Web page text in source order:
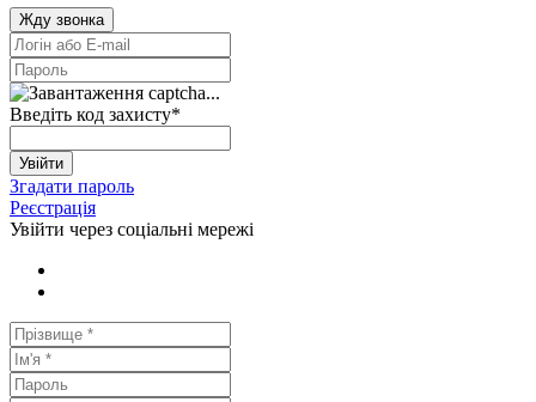
Жду звонка
Введіть код захисту*
Увійти
Згадати пароль
Реєстрація
Увійти через соціальні мережі